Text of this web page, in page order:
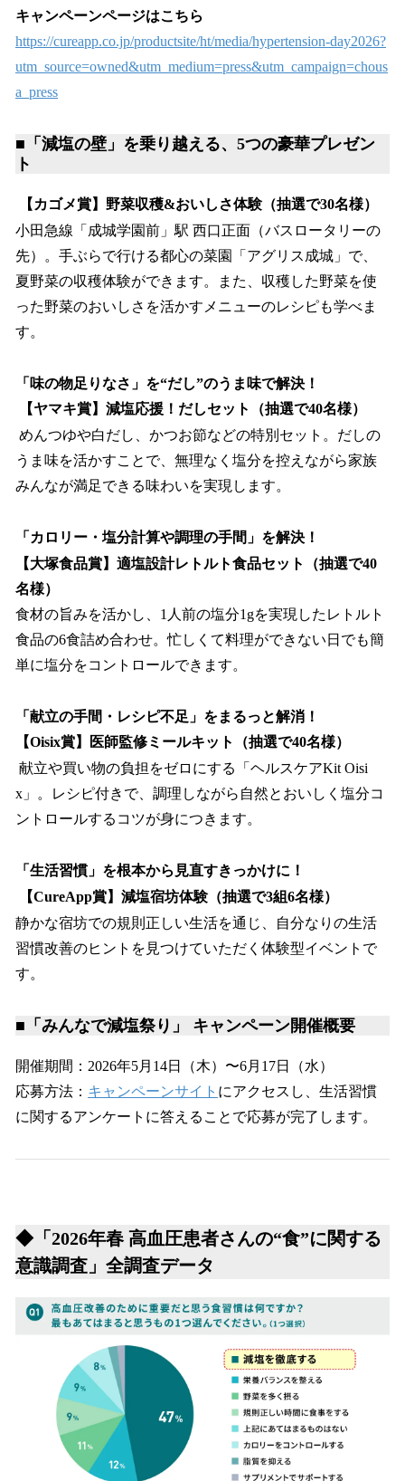
キャンペーンページはこちら
https://cureapp.co.jp/productsite/ht/media/hypertension-day2026?
utm_source=owned&utm_medium=press&utm_campaign=chous
a_press
■「減塩の壁」を乗り越える、5つの豪華プレゼン
ト
【カゴメ賞】野菜収穫&おいしさ体験（抽選で30名様）
小田急線「成城学園前」駅 西口正面（バスロータリーの
先）。手ぶらで行ける都心の菜園「アグリス成城」で、
夏野菜の収穫体験ができます。また、収穫した野菜を使
った野菜のおいしさを活かすメニューのレシピも学べま
す。
「味の物足りなさ」を“だし”のうま味で解決！
【ヤマキ賞】減塩応援！だしセット（抽選で40名様）
めんつゆや白だし、かつお節などの特別セット。だしの
うま味を活かすことで、無理なく塩分を控えながら家族
みんなが満足できる味わいを実現します。
「カロリー・塩分計算や調理の手間」を解決！
【大塚食品賞】適塩設計レトルト食品セット（抽選で40
名様）
食材の旨みを活かし、1人前の塩分1gを実現したレトルト
食品の6食詰め合わせ。忙しくて料理ができない日でも簡
単に塩分をコントロールできます。
「献立の手間・レシピ不足」をまるっと解消！
【Oisix賞】医師監修ミールキット（抽選で40名様）
献立や買い物の負担をゼロにする「ヘルスケアKit Oisi
x」。レシピ付きで、調理しながら自然とおいしく塩分コ
ントロールするコツが身につきます。
「生活習慣」を根本から見直すきっかけに！
【CureApp賞】減塩宿坊体験（抽選で3組6名様）
静かな宿坊での規則正しい生活を通じ、自分なりの生活
習慣改善のヒントを見つけていただく体験型イベントで
す。
■「みんなで減塩祭り」 キャンペーン開催概要
開催期間：2026年5月14日（木）〜6月17日（水）
応募方法： キャンペーンサイト にアクセスし、生活習慣
に関するアンケートに答えることで応募が完了します。
◆「2026年春 高血圧患者さんの“食”に関する
意識調査」全調査データ